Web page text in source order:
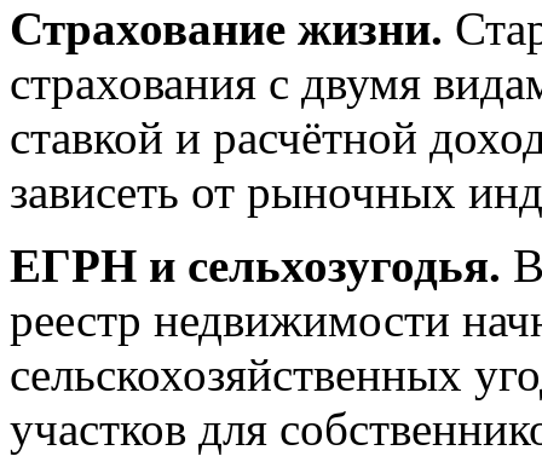
Страхование жизни.
страхования с двумя
ставкой и расчётной
зависеть от рыночных
ЕГРН и сельхозугодья.
реестр недвижимости
сельскохозяйственных
участков для